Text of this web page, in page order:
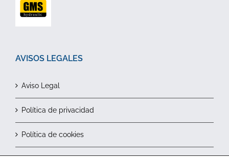
AVISOS LEGALES
Aviso Legal
Política de privacidad
Política de cookies